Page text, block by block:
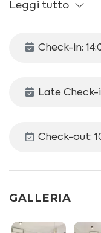
sono presenti nelle
coppie o gruppi di
Ingresso
Cucina. Attrezzata
Leggi tutto
Check-in:
Late Check-
Check-out:
GALLERIA